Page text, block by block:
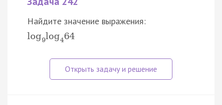
Найдите значение выражения:
log9log464